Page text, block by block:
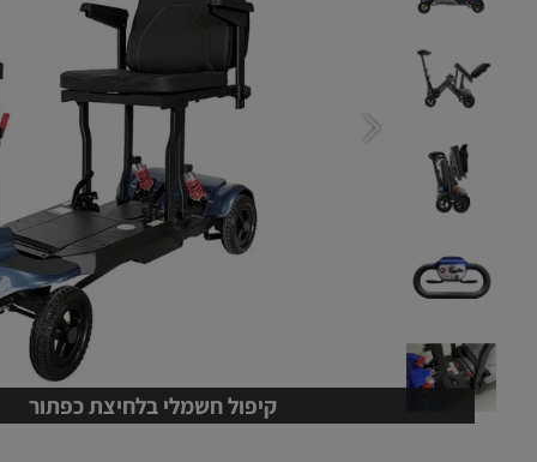
קיפול חשמלי בלחיצת כפתור